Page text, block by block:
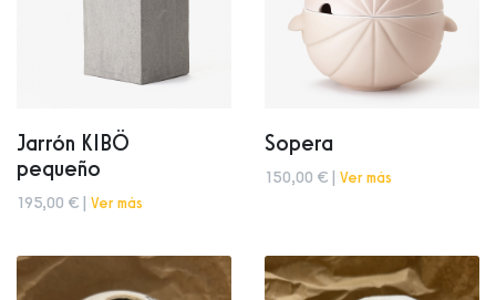
Jarrón KIBÖ
pequeño
195,00 € | Ver más
Sopera
150,00 € | Ver más